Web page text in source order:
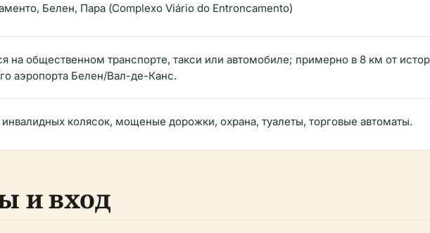
Белен, Пара (Complexo Viário do Entroncamento)
на общественном транспорте, такси или автомобиле; примерно в 8 км от
аэропорта Белен/Вал-де-Канс.
колясок, мощеные дорожки, охрана, туалеты, торговые автоматы.
и вход